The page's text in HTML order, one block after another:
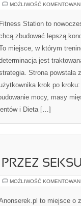
MOŻLIWOŚĆ
Fitness Station to
zbudować lepszą
miejsce, w którym
jest
Strona
krok po
mocy, masy
i Dieta […]
PRZEZ
MOŻLIWOŚĆ
to miejsce o